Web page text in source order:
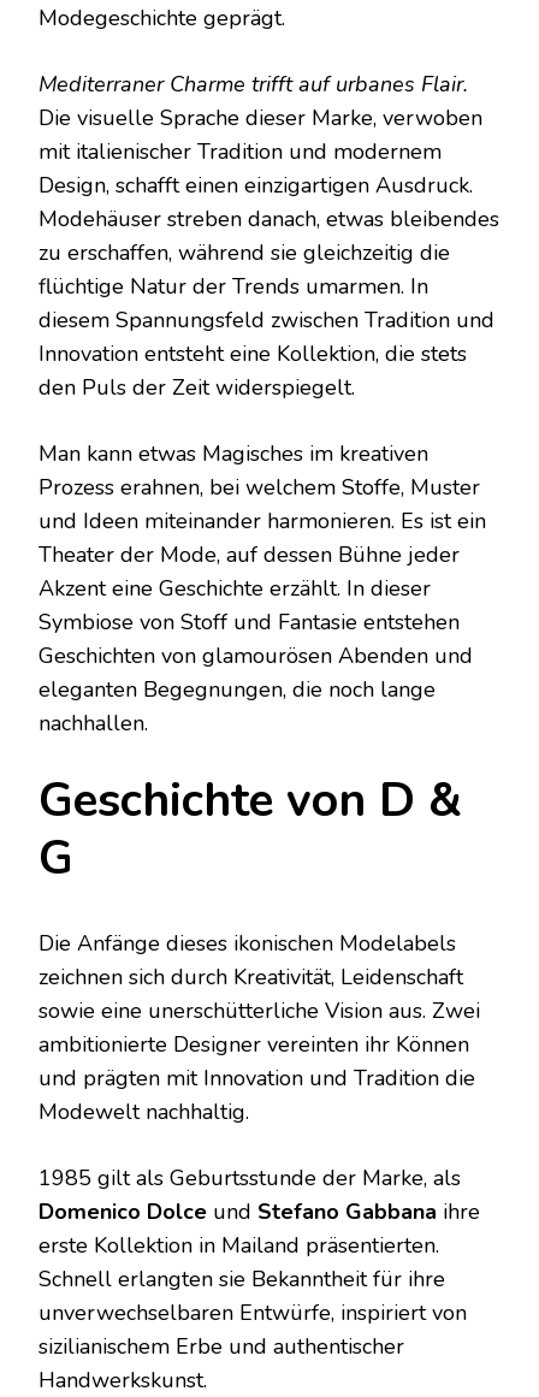
Modegeschichte geprägt.
Mediterraner Charme trifft auf urbanes Flair.
Die visuelle Sprache dieser Marke, verwoben
mit italienischer Tradition und modernem
Design, schafft einen einzigartigen Ausdruck.
Modehäuser streben danach, etwas bleibendes
zu erschaffen, während sie gleichzeitig die
flüchtige Natur der Trends umarmen. In
diesem Spannungsfeld zwischen Tradition und
Innovation entsteht eine Kollektion, die stets
den Puls der Zeit widerspiegelt.
Man kann etwas Magisches im kreativen
Prozess erahnen, bei welchem Stoffe, Muster
und Ideen miteinander harmonieren. Es ist ein
Theater der Mode, auf dessen Bühne jeder
Akzent eine Geschichte erzählt. In dieser
Symbiose von Stoff und Fantasie entstehen
Geschichten von glamourösen Abenden und
eleganten Begegnungen, die noch lange
nachhallen.
Geschichte von D &
G
Die Anfänge dieses ikonischen Modelabels
zeichnen sich durch Kreativität, Leidenschaft
sowie eine unerschütterliche Vision aus. Zwei
ambitionierte Designer vereinten ihr Können
und prägten mit Innovation und Tradition die
Modewelt nachhaltig.
1985 gilt als Geburtsstunde der Marke, als
Domenico Dolce und Stefano Gabbana ihre
erste Kollektion in Mailand präsentierten.
Schnell erlangten sie Bekanntheit für ihre
unverwechselbaren Entwürfe, inspiriert von
sizilianischem Erbe und authentischer
Handwerkskunst.